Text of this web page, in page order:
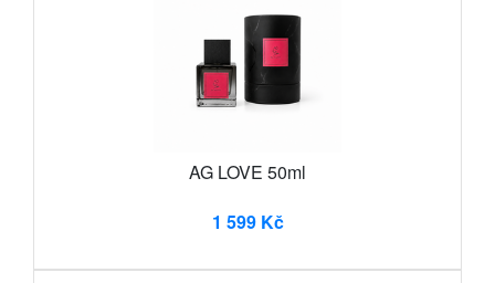
AG LOVE 50ml
1 599 Kč